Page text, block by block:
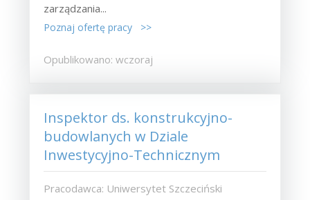
zarządzania...
Poznaj ofertę pracy >>
Opublikowano: wczoraj
Inspektor ds. konstrukcyjno-
budowlanych w Dziale
Inwestycyjno-Technicznym
Pracodawca: Uniwersytet Szczeciński